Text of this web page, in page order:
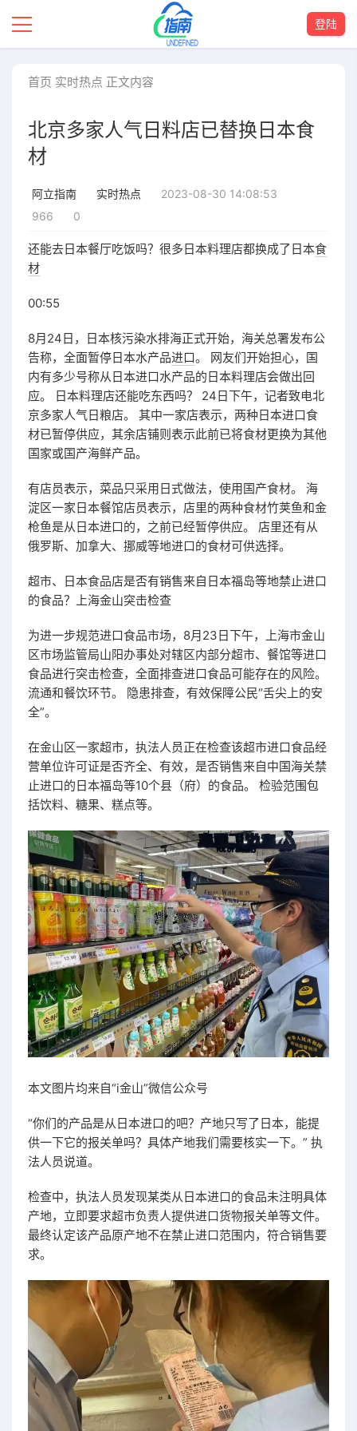
登陆
首页 实时热点 正文内容
北京多家人气日料店已替换日本食
材
阿立指南 实时热点
2023-08-30 14:08:53
966
0
还能去日本餐厅吃饭吗？很多日本料理店都换成了日本食
材
00:55
8月24日，日本核污染水排海正式开始，海关总署发布公
告称，全面暂停日本水产品进口。 网友们开始担心，国
内有多少号称从日本进口水产品的日本料理店会做出回
应。 日本料理店还能吃东西吗？ 24日下午，记者致电北
京多家人气日粮店。 其中一家店表示，两种日本进口食
材已暂停供应，其余店铺则表示此前已将食材更换为其他
国家或国产海鲜产品。
有店员表示，菜品只采用日式做法，使用国产食材。 海
淀区一家日本餐馆店员表示，店里的两种食材竹荚鱼和金
枪鱼是从日本进口的，之前已经暂停供应。 店里还有从
俄罗斯、加拿大、挪威等地进口的食材可供选择。
超市、日本食品店是否有销售来自日本福岛等地禁止进口
的食品？上海金山突击检查
为进一步规范进口食品市场，8月23日下午，上海市金山
区市场监管局山阳办事处对辖区内部分超市、餐馆等进口
食品进行突击检查，全面排查进口食品可能存在的风险。
流通和餐饮环节。 隐患排查，有效保障公民“舌尖上的安
全”。
在金山区一家超市，执法人员正在检查该超市进口食品经
营单位许可证是否齐全、有效，是否销售来自中国海关禁
止进口的日本福岛等10个县（府）的食品。 检验范围包
括饮料、糖果、糕点等。
本文图片均来自“i金山”微信公众号
“你们的产品是从日本进口的吧？产地只写了日本，能提
供一下它的报关单吗？具体产地我们需要核实一下。” 执
法人员说道。
检查中，执法人员发现某类从日本进口的食品未注明具体
产地，立即要求超市负责人提供进口货物报关单等文件。
最终认定该产品原产地不在禁止进口范围内，符合销售要
求。